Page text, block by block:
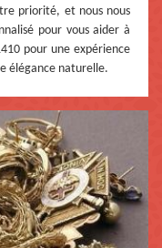
priorité, et nous nous
pour vous aider à
pour une expérience
élégance naturelle.